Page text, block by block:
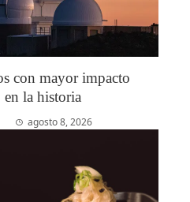
con mayor impacto
la historia
agosto 8, 2026